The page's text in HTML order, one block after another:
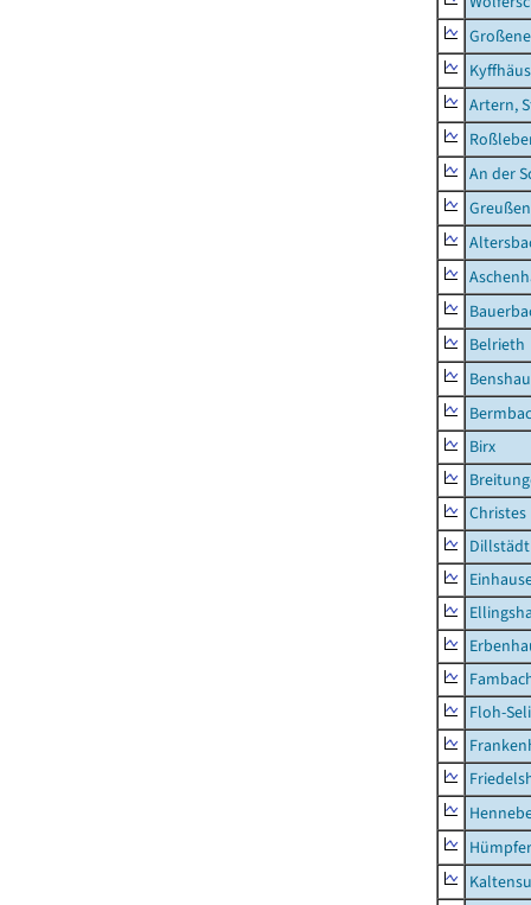
Artern,
An der
Belrieth
Birx
Christes
Dillstädt
Floh-